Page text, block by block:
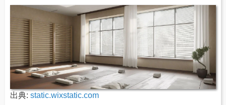
出典: static.wixstatic.com